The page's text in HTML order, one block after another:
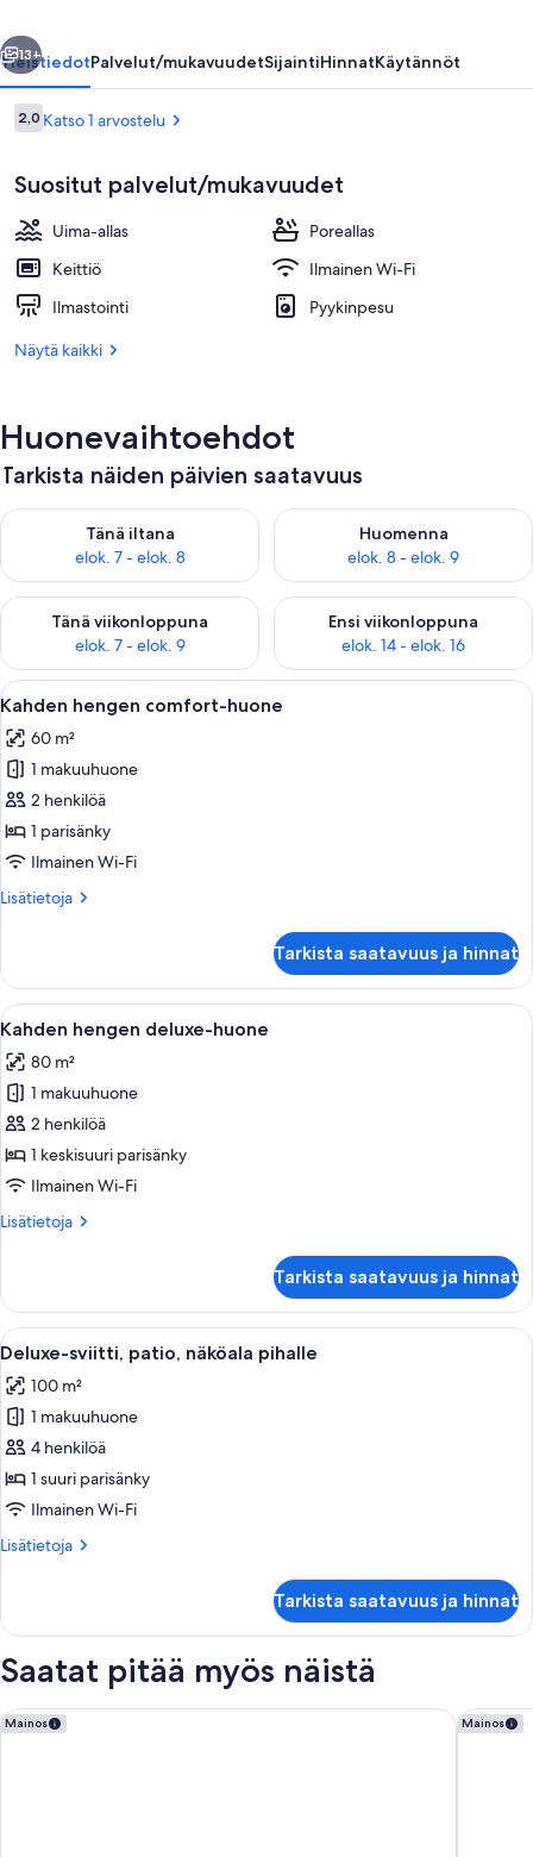
Ulkouima-allas, aurinkotuoleja
Seuraava
13+
YleistiedotPalvelut/mukavuudetSijaintiHinnatKäytännöt
Arvostelut
2,02,0 kautta 10.
Katso 1 arvostelu
Suositut palvelut/mukavuudet
Uima-allas
Poreallas
Keittiö
Ilmainen Wi-Fi
Ilmastointi
Pyykinpesu
Näytä kaikki
Huonevaihtoehdot
Tarkista näiden päivien saatavuus
Tänä iltana
elok. 7 - elok. 8
Tarkista tämän illan saatavuus elok. 7 - elok. 8
Huomenna
elok. 8 - elok. 9
Tarkista huomisen saatavuus
Tänä viikonloppuna
elok. 7 - elok. 9
Tarkista tämän viikonlopun saatavuus elok. 7 - elok. 9
Ensi viikonloppuna
elok. 14 - elok. 16
Tarkista ensi viikonlopun
Avaa
kaikki
huonetyypin
Kahden
hengen
comfort-
huone
Hotellihuone, jossa on sänky,
4
Kahden hengen comfort-huone
60 m²
1 makuuhuone
2 henkilöä
1 parisänky
Ilmainen Wi-Fi
Lisätietoja
Lisätietoja
comfort-
huone
Tarkista saatavuus ja hinnat
Avaa
kaikki
huonetyypin
Kahden
hengen
deluxe-
huone
Moderni hotellihuone, jossa on
3
Kahden hengen deluxe-huone
80 m²
1 makuuhuone
2 henkilöä
1 keskisuuri parisänky
Ilmainen Wi-Fi
Lisätietoja
Lisätietoja
deluxe-
huone
Tarkista saatavuus ja hinnat
Avaa
kaikki
huonetyypin
Deluxe-
sviitti,
patio,
näköala
kuvat
Hotellihuone, jossa on sänky,
4
Deluxe-sviitti, patio, näköala pihalle
100 m²
1 makuuhuone
4 henkilöä
1 suuri parisänky
Ilmainen Wi-Fi
Lisätietoja
Lisätietoja
patio,
pihalle
Tarkista saatavuus ja hinnat
Saatat pitää myös näistä
Mainos
WAKA VILLA Private Resort & Spa 16 + Adults Only Mainos
Angkor